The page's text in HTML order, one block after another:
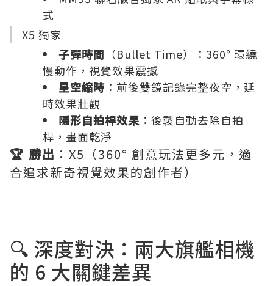
式
X5 獨家
子彈時間 （Bullet Time）：360° 環繞
慢動作，視覺效果震撼
星空縮時 ：前後雙鏡記錄完整夜空，延
時效果壯觀
隱形自拍桿效果 ：後製自動去除自拍
桿，畫面乾淨
🏆 勝出 ：X5（360° 創意玩法更多元，適
合追求新奇視覺效果的創作者）
🔍 深度對決：兩大旗艦相機
的 6 大關鍵差異